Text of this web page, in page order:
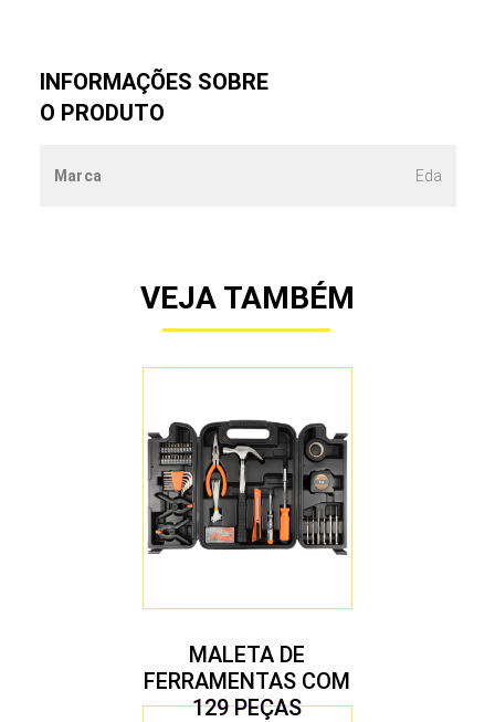
INFORMAÇÕES SOBRE
O PRODUTO
Marca Eda
VEJA TAMBÉM
MALETA DE
FERRAMENTAS COM
129 PEÇAS